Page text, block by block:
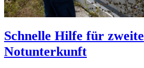
Schnelle Hilfe für zweite
Notunterkunft